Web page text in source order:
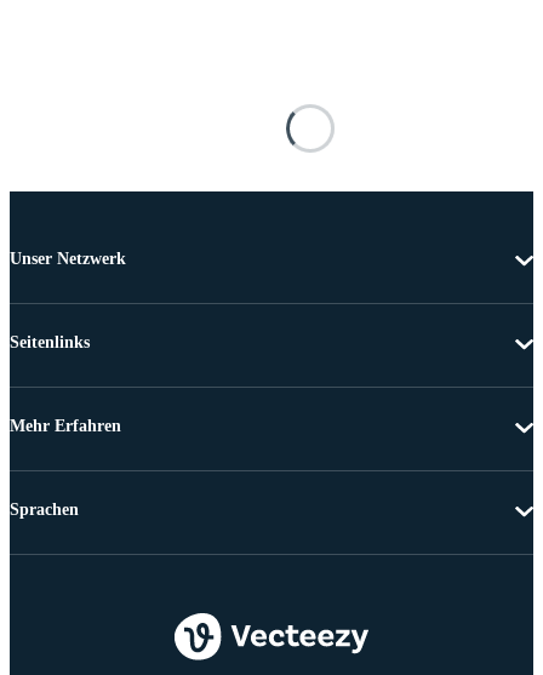
Unser Netzwerk
Seitenlinks
Mehr Erfahren
Sprachen